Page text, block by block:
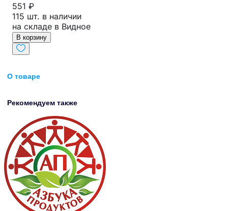
551 ₽
115 шт. в наличии
на складе в Видное
В корзину
О товаре
Рекомендуем также